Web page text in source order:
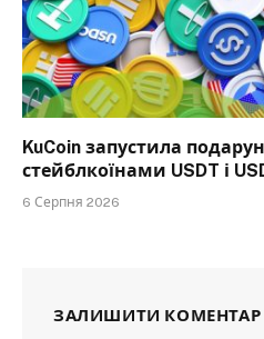
KuCoin запустила
стейблкоїнами USDT і
6 Серпня 2026
ЗАЛИШИТИ КОМЕНТАР